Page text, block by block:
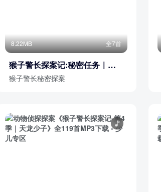
8.22MB 全7首
猴子警长探案记:秘密任务｜非
官方
猴子警长秘密探案